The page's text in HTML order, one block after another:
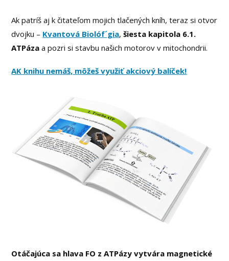
Ak patríš aj k čitateľom mojich tlačených kníh, teraz si otvor
dvojku – Kvantová Biolóf´gia,šiesta kapitola 6.1.
ATPáza a pozri si stavbu našich motorov v mitochondrii.
AK knihu nemáš, môžeš využiť akciový balíček!
Otáčajúca sa hlava FO z ATPázy vytvára magnetické